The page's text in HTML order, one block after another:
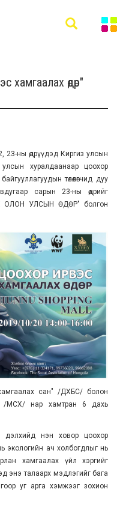
хамгаалах өдөр"
23-ны өдрүүдэд Киргиз улсын
хуралдаанаарцоохор
ууллагуудын төлөөлөгчиддуу
сарын 23-ны өдрийг
УЛСЫН ӨДӨР" болгон
сан" /ДХБС/ болон
/МСХ/ нар хамтран 6 дахь
дэлхийд нэн ховор цоохор
экологийн ач холбогдлыг нь
хамгаалах үйл хэргийг
энэ талаарх мэдлэгийг бага
уг арга хэмжээг зохион